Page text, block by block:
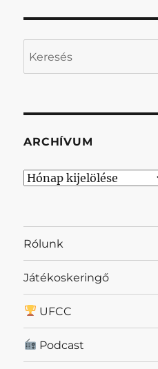
ARCHÍVUM
Archívum
Rólunk
Játékoskeringő
UFCC
Podcast